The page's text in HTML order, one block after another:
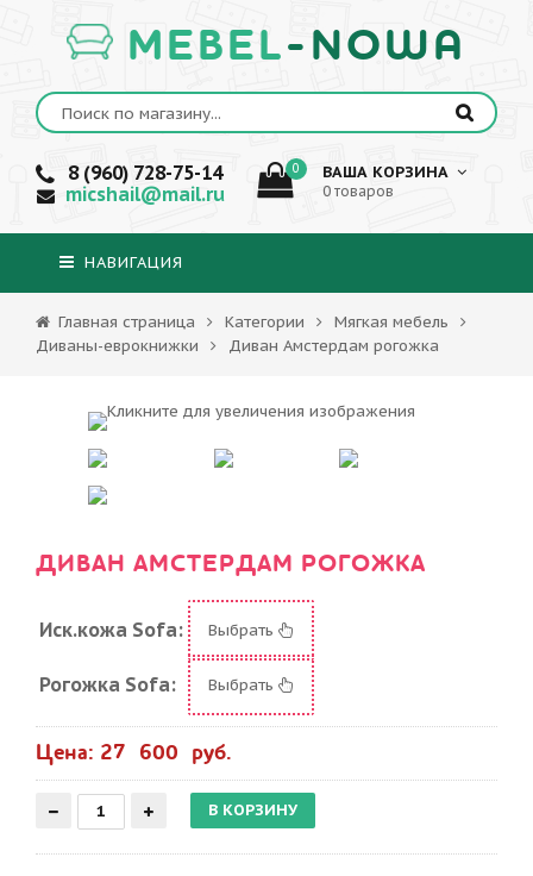
MEBEL-NOWA
8 (960) 728-75-14
micshail@mail.ru
0 ВАША КОРЗИНА
0 товаров
НАВИГАЦИЯ
Главная страница Категории
Мягкая мебель
Диваны-еврокнижки
Диван Амстердам рогожка
ДИВАН АМСТЕРДАМ РОГОЖКА
Иск.кожа Sofa: Выбрать
Рогожка Sofa: Выбрать
Цена: 27 600 руб.